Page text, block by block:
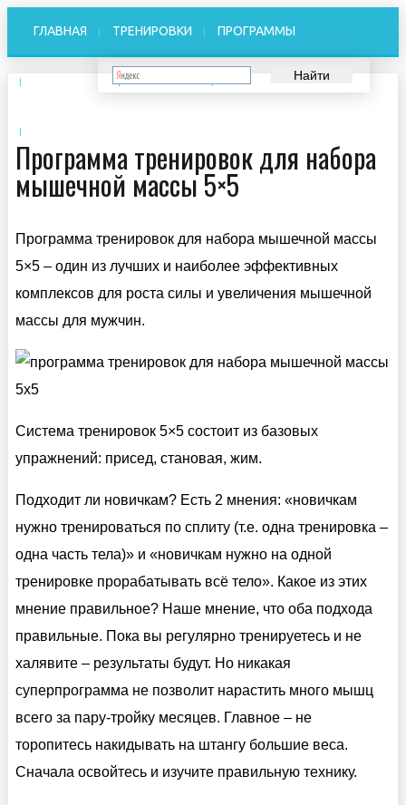
ГЛАВНАЯ ТРЕНИРОВКИ ПРОГРАММЫ
ЗДОРОВЬЕ СПОРТИВНОЕ ПИТАНИЕ
Программа тренировок для набора
мышечной массы 5×5
Программа тренировок для набора мышечной массы
5×5 – один из лучших и наиболее эффективных
комплексов для роста силы и увеличения мышечной
массы для мужчин.
Система тренировок 5×5 состоит из базовых
упражнений: присед, становая, жим.
Подходит ли новичкам? Есть 2 мнения: «новичкам
нужно тренироваться по сплиту (т.е. одна тренировка –
одна часть тела)» и «новичкам нужно на одной
тренировке прорабатывать всё тело». Какое из этих
мнение правильное? Наше мнение, что оба подхода
правильные. Пока вы регулярно тренируетесь и не
халявите – результаты будут. Но никакая
суперпрограмма не позволит нарастить много мышц
всего за пару-тройку месяцев. Главное – не
торопитесь накидывать на штангу большие веса.
Сначала освойтесь и изучите правильную технику.